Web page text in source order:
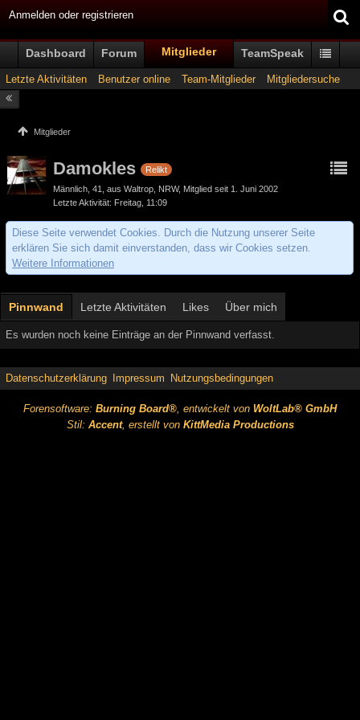
Anmelden oder registrieren
Dashboard Forum Mitglieder TeamSpeak
Letzte Aktivitäten Benutzer online Team-Mitglieder Mitgliedersuche
Mitglieder
Damokles
Relikt
Männlich 41 aus Waltrop, NRW Mitglied seit 1. Juni 2002
Letzte Aktivität Freitag, 11:09
Diese Seite verwendet Cookies. Durch die Nutzung unserer Seite
erklären Sie sich damit einverstanden, dass wir Cookies setzen.
Weitere Informationen
Pinnwand Letzte Aktivitäten Likes Über mich
Es wurden noch keine Einträge an der Pinnwand verfasst.
Datenschutzerklärung Impressum Nutzungsbedingungen
Forensoftware: Burning Board®, entwickelt von WoltLab® GmbH
Stil: Accent, erstellt von KittMedia Productions